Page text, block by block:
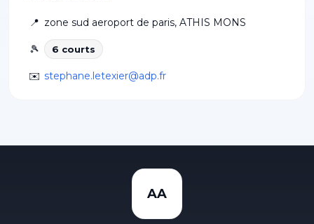
📍 zone sud aeroport de paris, ATHIS MONS
🎾 6 courts
✉️ stephane.letexier@adp.fr
AA